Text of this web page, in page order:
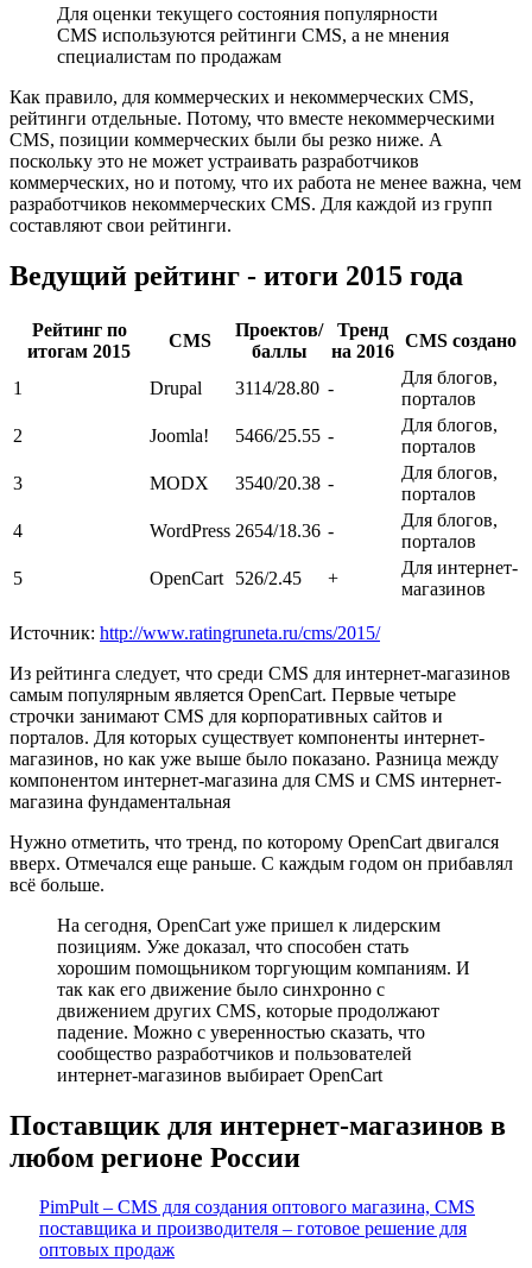
Для оценки текущего состояния популярности
CMS используются рейтинги CMS, а не мнения
специалистам по продажам
Как правило, для коммерческих и некоммерческих CMS,
рейтинги отдельные. Потому, что вместе некоммерческими
CMS, позиции коммерческих были бы резко ниже. А
поскольку это не может устраивать разработчиков
коммерческих, но и потому, что их работа не менее важна, чем
разработчиков некоммерческих CMS. Для каждой из групп
составляют свои рейтинги.
Ведущий рейтинг - итоги 2015 года
Рейтинг по
итогам 2015
CMS
Проектов/
баллы
Тренд
на 2016
CMS создано
1 Drupal 3114/28.80 -
Для блогов,
порталов
2
Joomla! 5466/25.55 -
Для блогов,
порталов
3
MODX 3540/20.38 -
Для блогов,
порталов
4
WordPress 2654/18.36 -
Для блогов,
порталов
5
OpenCart 526/2.45 +
Для интернет-
магазинов
Источник: http://www.ratingruneta.ru/cms/2015/
Из рейтинга следует, что среди CMS для интернет-магазинов
самым популярным является OpenCart. Первые четыре
строчки занимают CMS для корпоративных сайтов и
порталов. Для которых существует компоненты интернет-
магазинов, но как уже выше было показано. Разница между
компонентом интернет-магазина для CMS и CMS интернет-
магазина фундаментальная
Нужно отметить, что тренд, по которому OpenCart двигался
вверх. Отмечался еще раньше. С каждым годом он прибавлял
всё больше.
На сегодня, OpenCart уже пришел к лидерским
позициям. Уже доказал, что способен стать
хорошим помощьником торгующим компаниям. И
так как его движение было синхронно с
движением других CMS, которые продолжают
падение. Можно с уверенностью сказать, что
сообщество разработчиков и пользователей
интернет-магазинов выбирает OpenCart
Поставщик для интернет-магазинов в
любом регионе России
PimPult – CMS для создания оптового магазина, CMS
поставщика и производителя – готовое решение для
оптовых продаж